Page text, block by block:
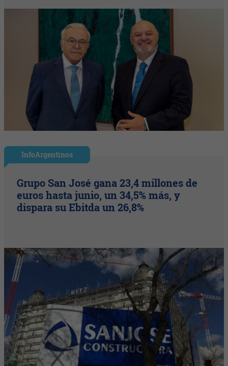
InfoArgentinos
Grupo San José gana 23,4 millones de
euros hasta junio, un 34,5% más, y
dispara su Ebitda un 26,8%